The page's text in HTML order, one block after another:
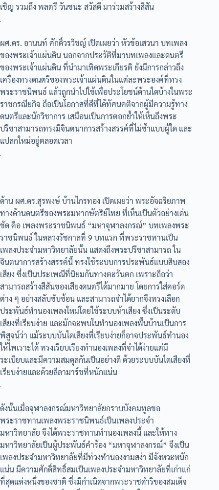
เชิญ รวมถึง พลตรี วันชนะ สวัสดี มาร่วมสร้างสีสัน
.
ผศ.ดร. อานนท์ ศักดิ์วรวิชญ์ เปิดเผยว่า หัวข้อเสวนา บทเพลง
ของพระเจ้าแผ่นดิน นอกจากประวัติที่มาบทเพลงและดนตรี
ของพระเจ้าแผ่นดิน ที่นำมาเทิดพระเกียรติ ยังมีการกล่าวถึง
เครื่องทรงดนตรีของพระเจ้าแผ่นดินในแต่ละพระองค์ที่ทรง
พระราชนิพนธ์ แล้วถูกนำไปใช้เพื่อประโยชน์ด้านใดบ้างในพระ
ราชกรณียกิจ ถือเป็นโอกาสที่ดีที่ได้ทัศนคติจากผู้มีความรู้ทาง
ดนตรีและนักวิชาการ เสมือนเป็นการตอกย้ำให้เห็นถึงพระ
ปรีชาสามารถทรงมีจินตนาการสร้างสรรค์ที่ไม่ซ้ำแบบผู้ใด และ
แปลกใหม่อยู่ตลอดเวลา
.
ด้าน ผศ.ดร.สุรพงษ์ บ้านไกรทอง เปิดเผยว่า พระอัจฉริยภาพ
ทางด้านดนตรีของพระมหากษัตริย์ไทย ที่เห็นเป็นตัวอย่างเด่น
ชัด คือ เพลงพระราชนิพนธ์ “มหาจุฬาลงกรณ์” บทเพลงพระ
ราชนิพนธ์ ในหลวงรัชกาลที่ 9 บทแรก ที่พระราชทานเป็น
เพลงประจำมหาวิทยาลัยนั้น แสดงถึงพระปรีชาสามารถ ใน
จินตนาการสร้างสรรค์นี้ ทรงใช้ระบบการประพันธ์แบบสิบสอง
เสียง ซึ่งเป็นประเพณีที่นิยมกันทางตะวันตก เพราะถือว่า
สามารถสร้างสีสันของเสียงดนตรีได้มากมาย โดยการใส่คอร์ด
ต่าง ๆ อย่างสลับซับซ้อน และสามารถจำได้ยากจึงทรงเลือก
ประพันธ์ทำนองเพลงใหม่โดยใช้ระบบห้าเสียง ซึ่งเป็นระดับ
เสียงที่เรียบง่าย และมักจะพบในทำนองเพลงพื้นบ้านเป็นการ
พิสูจน์ว่า แม้ระบบบันไดเสียงที่เรียบง่ายก็อาจประพันธ์ทำนอง
ให้ไพเราะได้ ทรงเรียบเรียงทำนองเพลงที่จำได้ง่ายแต่มี
ระเบียบและมีความสมดุลกันเป็นอย่างดี ด้วยระบบบันไดเสียงที่
เรียบง่ายและด้วยลีลามาร์ชที่หนักแน่น
.
ดังนั้นเมื่อจุฬาลงกรณ์มหาวิทยาลัยกราบบังคมทูลขอ
พระราชทานเพลงพระราชนิพนธ์เป็นเพลงประจำ
มหาวิทยาลัย จึงได้พระราชทานทำนองเพลงนี้ และให้ทาง
มหาวิทยาลัยเป็นผู้ประพันธ์คำร้อง “มหาจุฬาลงกรณ์” จึงเป็น
เพลงประจำมหาวิทยาลัยที่มีท่วงทำนองงามสง่า มีจังหวะหนัก
แน่น มีความศักดิ์สิทธิ์สมเป็นเพลงประจำมหาวิทยาลัยที่เก่าแก่
ที่สุดแห่งหนึ่งของชาติ ซึ่งมีกำเนิดจากพระราชดำริของสมเด็จ